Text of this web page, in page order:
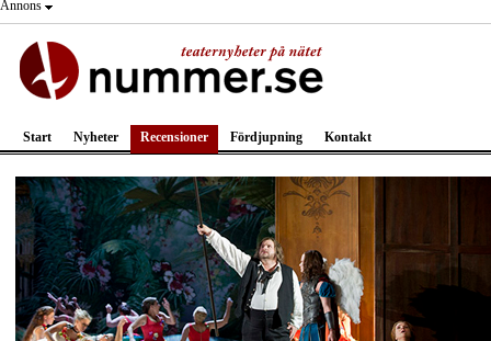
Annons
Start Nyheter Recensioner Fördjupning Kontakt